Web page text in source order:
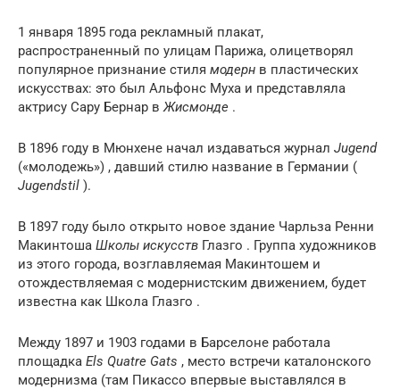
1 января 1895 года рекламный плакат,
распространенный по улицам Парижа, олицетворял
популярное признание стиля модерн в пластических
искусствах: это был Альфонс Муха и представляла
актрису Сару Бернар в Жисмонде .
В 1896 году в Мюнхене начал издаваться журнал Jugend
(«молодежь») , давший стилю название в Германии (
Jugendstil ).
В 1897 году было открыто новое здание Чарльза Ренни
Макинтоша Школы искусств Глазго . Группа художников
из этого города, возглавляемая Макинтошем и
отождествляемая с модернистским движением, будет
известна как Школа Глазго .
Между 1897 и 1903 годами в Барселоне работала
площадка Els Quatre Gats , место встречи каталонского
модернизма (там Пикассо впервые выставлялся в